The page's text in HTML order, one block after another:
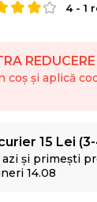
4- 1
REDUCERE
coș și aplică
15 Lei
azi și primești
14.08